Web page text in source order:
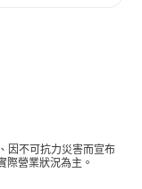
因不可抗力災害而宣布
際營業狀況為主。